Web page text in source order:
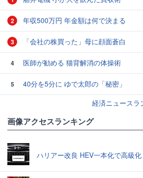
2 年収500万円 年金額は何で決まる
3 「会社の株買った」母に顔面蒼白
4 医師が勧める 猫背解消の体操術
5
40分を5分に ゆで太郎の「秘密」
経済ニュースラ
画像アクセスランキング
ハリアー改良 HEV一本化で高級化